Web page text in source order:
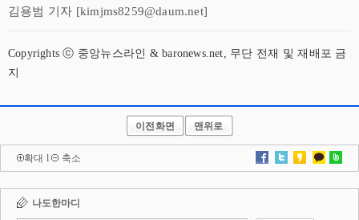
김용범 기자 [kimjms8259@daum.net]
Copyrights ⓒ 중앙뉴스라인 & baronews.net, 무단 전재 및 재배포 금
지
이전화면 맨위로
확대 l 축소